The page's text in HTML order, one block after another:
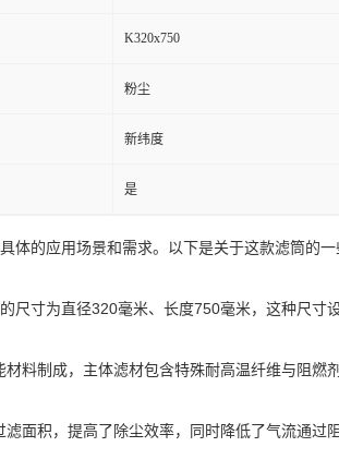
K320x750
粉尘
新纬度
是
体的应用场景和需求。以下是关于这款滤筒的
尺寸为直径320毫米、长度750毫米，这种尺寸
料制成，主体滤材包含特殊耐高温纤维与阻
面积，提高了除尘效率，同时降低了气流通